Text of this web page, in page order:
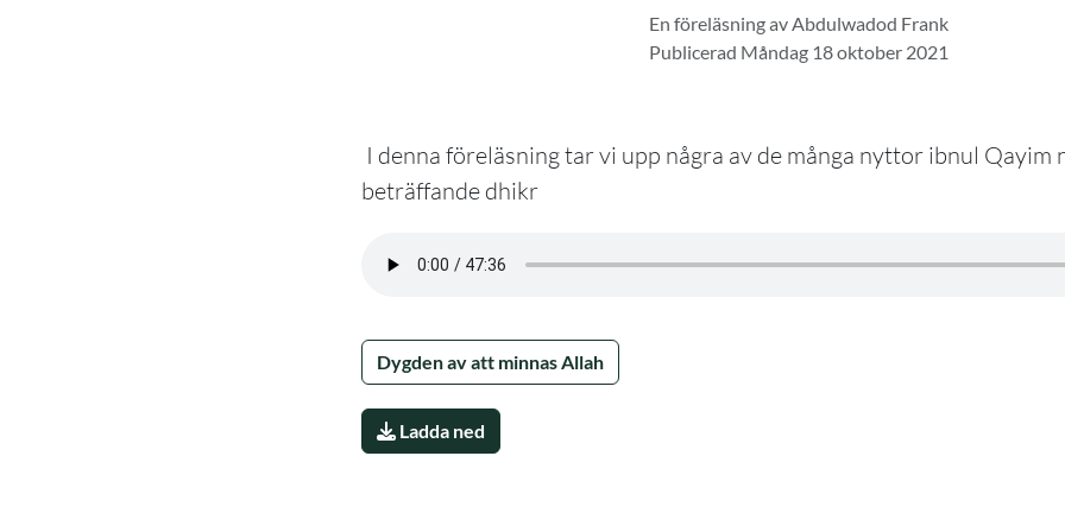
En föreläsning av Abdulwadod Frank
Publicerad Måndag 18 oktober 2021
I denna föreläsning tar vi upp några av de många nyttor ibnul Qayim
beträffande dhikr
Dygden av att minnas Allah
Ladda ned